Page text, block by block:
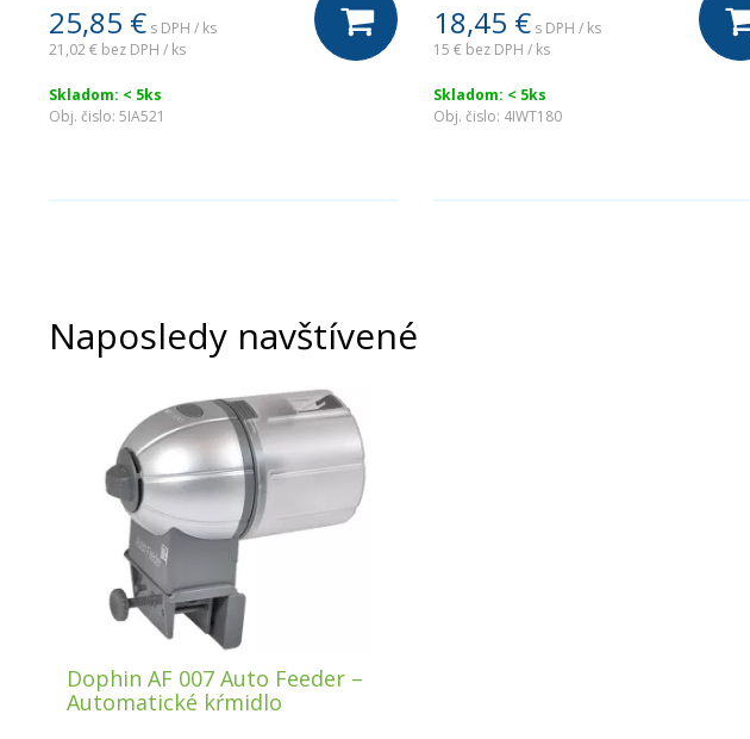
25,85 € s DPH / ks
21,02 € bez DPH / ks
Skladom: < 5ks
Obj. čislo: 5IA521
18,45 € s DPH / ks
15 € bez DPH / ks
Skladom: < 5ks
Obj. čislo: 4IWT180
Naposledy navštívené
Dophin AF 007 Auto Feeder –
Automatické kŕmidlo